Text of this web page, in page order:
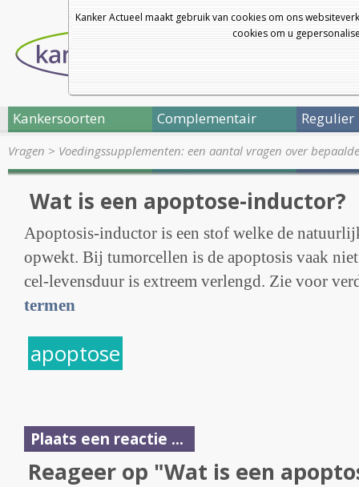
Kanker Actueel maakt gebruik van cookies om ons
cookies om u
Kankersoorten Complementair Regulier
Vragen > Voedingssupplementen: een aantal vragen over
Wat is een apoptose-inductor?
Apoptosis-inductor is een stof welke de
opwekt. Bij tumorcellen is de apoptosis vaak
cel-levensduur is extreem verlengd. Zie voor
termen
apoptose
Plaats een reactie ...
Reageer op "Wat is een